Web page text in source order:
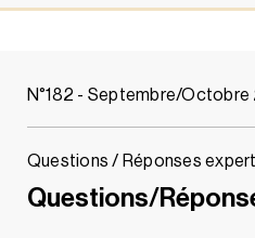
N°182 - Septembre/
Questions / Réponses
Questions/